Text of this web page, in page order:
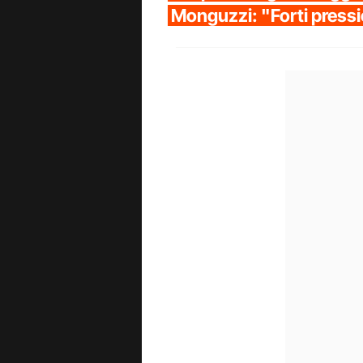
Monguzzi: "Forti